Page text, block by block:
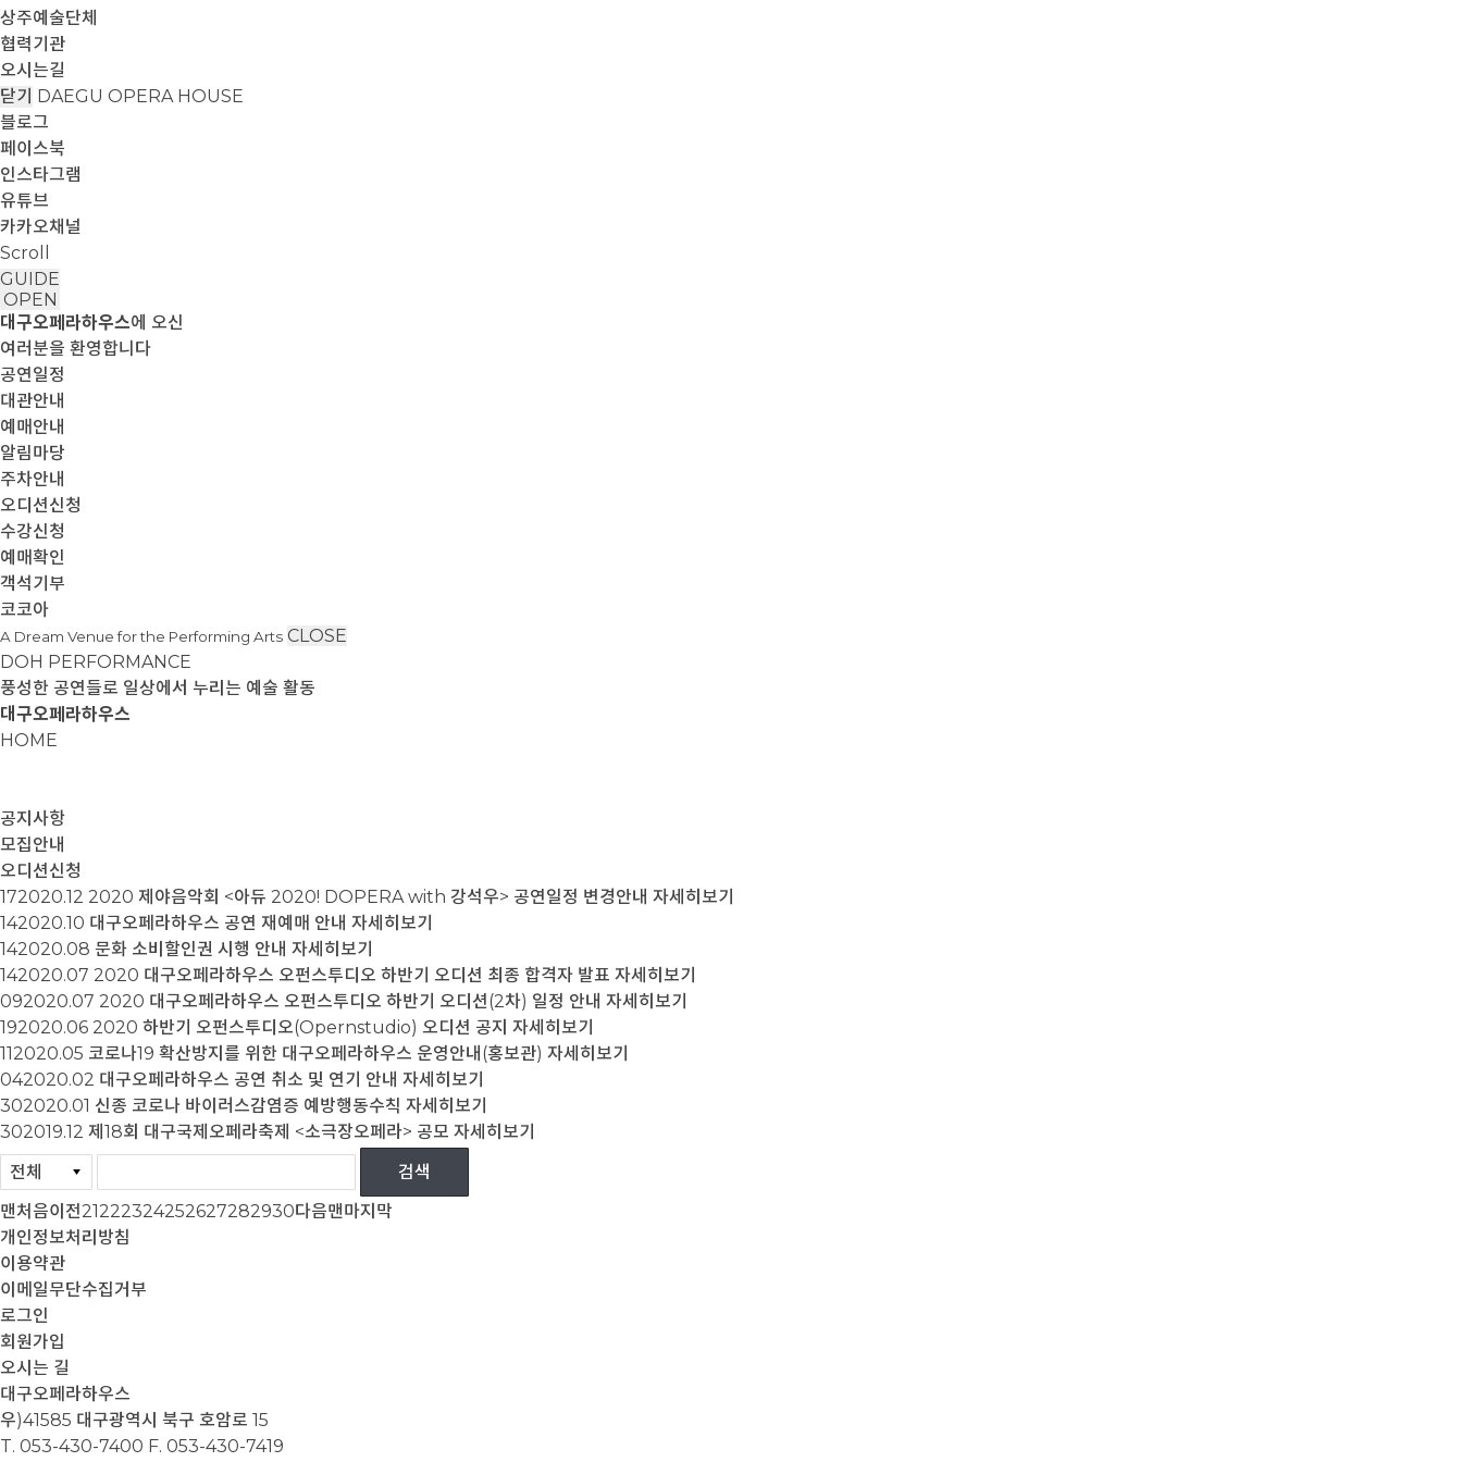
상주예술단체
협력기관
오시는길
닫기 DAEGU OPERA HOUSE
블로그
페이스북
인스타그램
유튜브
카카오채널
Scroll
GUIDE
OPEN
대구오페라하우스에 오신
여러분을 환영합니다
공연일정
대관안내
예매안내
알림마당
주차안내
오디션신청
수강신청
예매확인
객석기부
코코아
A Dream Venue for the Performing Arts CLOSE
DOH PERFORMANCE
풍성한 공연들로 일상에서 누리는 예술 활동
대구오페라하우스
HOME
공지사항
모집안내
오디션신청
172020.12 2020 제야음악회 <아듀 2020! DOPERA with 강석우> 공연일정 변경안내 자세히보기
142020.10 대구오페라하우스 공연 재예매 안내 자세히보기
142020.08 문화 소비할인권 시행 안내 자세히보기
142020.07 2020 대구오페라하우스 오펀스투디오 하반기 오디션 최종 합격자 발표 자세히보기
092020.07 2020 대구오페라하우스 오펀스투디오 하반기 오디션(2차) 일정 안내 자세히보기
192020.06 2020 하반기 오펀스투디오(Opernstudio) 오디션 공지 자세히보기
112020.05 코로나19 확산방지를 위한 대구오페라하우스 운영안내(홍보관) 자세히보기
042020.02 대구오페라하우스 공연 취소 및 연기 안내 자세히보기
302020.01 신종 코로나 바이러스감염증 예방행동수칙 자세히보기
302019.12 제18회 대구국제오페라축제 <소극장오페라> 공모 자세히보기
맨처음이전21222324252627282930다음맨마지막
개인정보처리방침
이용약관
이메일무단수집거부
로그인
회원가입
오시는 길
대구오페라하우스
우)41585 대구광역시 북구 호암로 15
T. 053-430-7400 F. 053-430-7419